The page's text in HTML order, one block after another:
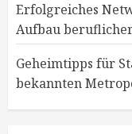
Erfolgreiches
Aufbau
Geheimtipps für
bekannten